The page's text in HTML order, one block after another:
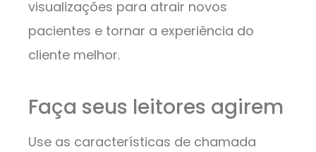
visualizações para atrair novos
pacientes e tornar a experiência do
cliente melhor.
Faça seus leitores agirem
Use as características de chamada